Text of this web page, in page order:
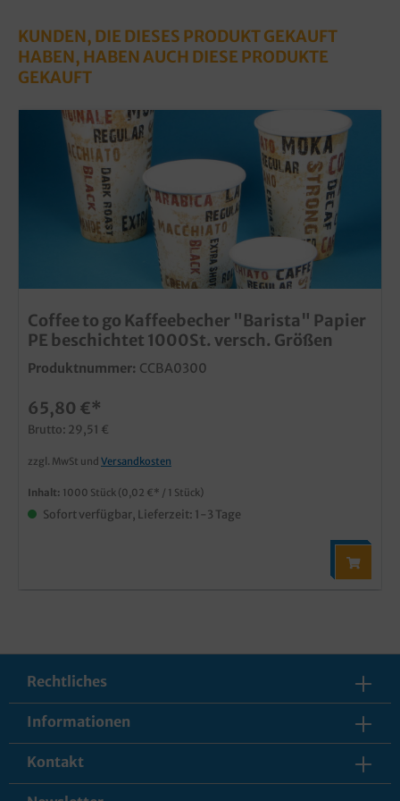
KUNDEN, DIE DIESES PRODUKT GEKAUFT
HABEN, HABEN AUCH DIESE PRODUKTE
GEKAUFT
Coffee to go Kaffeebecher "Barista" Papier
PE beschichtet 1000St. versch. Größen
Produktnummer: CCBA0300
65,80 €*
Brutto: 29,51 €
zzgl. MwSt und Versandkosten
Inhalt: 1000 Stück (0,02 €* / 1 Stück)
Sofort verfügbar, Lieferzeit: 1-3 Tage
Rechtliches
Informationen
Kontakt